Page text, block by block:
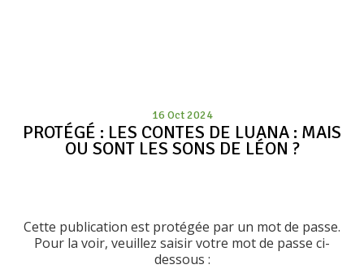
16 Oct 2024
PROTÉGÉ : LES CONTES DE LUANA : MAIS
OU SONT LES SONS DE LÉON ?
Cette publication est protégée par un mot de passe.
Pour la voir, veuillez saisir votre mot de passe ci-
dessous :